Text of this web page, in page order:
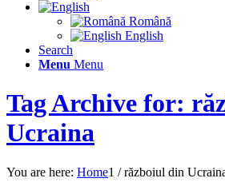
Română
English
Search
Menu Menu
Tag Archive for:
Ucraina
You are here: Home1 / războiul din